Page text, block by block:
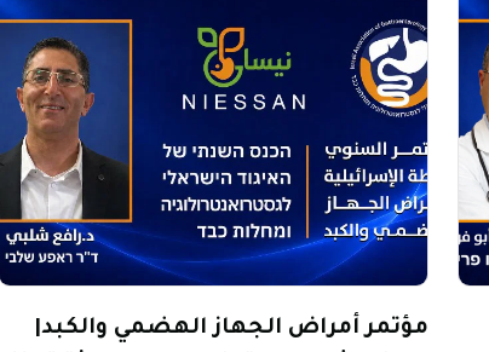
مؤتمر أمراض الجهاز الهضمي والكبد|